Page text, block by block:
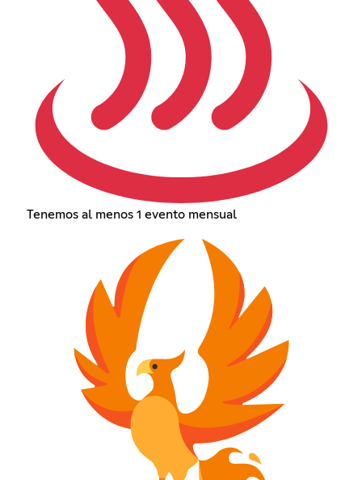
Tenemos al menos 1 evento mensual